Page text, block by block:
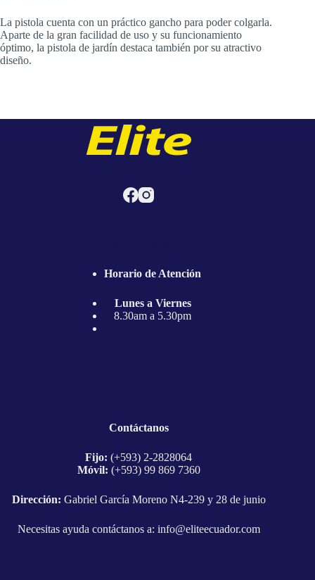
La pistola cuenta con un práctico gancho para poder colgarla.
Aparte de la gran facilidad de uso y su funcionamiento
óptimo, la pistola de jardín destaca también por su atractivo
diseño.
Horario de Atención
Lunes a Viernes
8.30am a 5.30pm
Contáctanos
Fijo:(+593) 2-2828064
Móvil: (+593) 99 869 7360
Dirección: Gabriel García Moreno N4-239 y 28 de junio
Necesitas ayuda contáctanos a: info@eliteecuador.com